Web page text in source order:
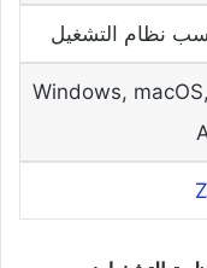
نظام التشغيل
Windows,